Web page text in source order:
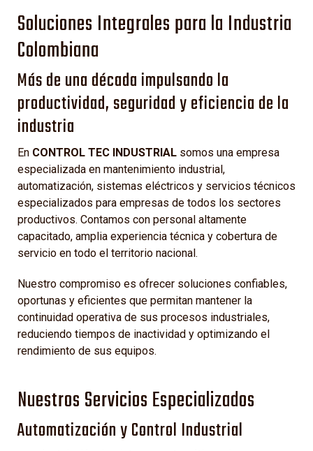
Soluciones Integrales para la Industria
Colombiana
Más de una década impulsando la
productividad, seguridad y eficiencia de la
industria
En CONTROL TEC INDUSTRIAL somos una empresa
especializada en mantenimiento industrial,
automatización, sistemas eléctricos y servicios técnicos
especializados para empresas de todos los sectores
productivos. Contamos con personal altamente
capacitado, amplia experiencia técnica y cobertura de
servicio en todo el territorio nacional.
Nuestro compromiso es ofrecer soluciones confiables,
oportunas y eficientes que permitan mantener la
continuidad operativa de sus procesos industriales,
reduciendo tiempos de inactividad y optimizando el
rendimiento de sus equipos.
Nuestros Servicios Especializados
Automatización y Control Industrial